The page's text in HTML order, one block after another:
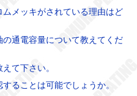
メッキがされている理由はど
通電容量について教えてくだ
て下さい。
ることは可能でしょうか。